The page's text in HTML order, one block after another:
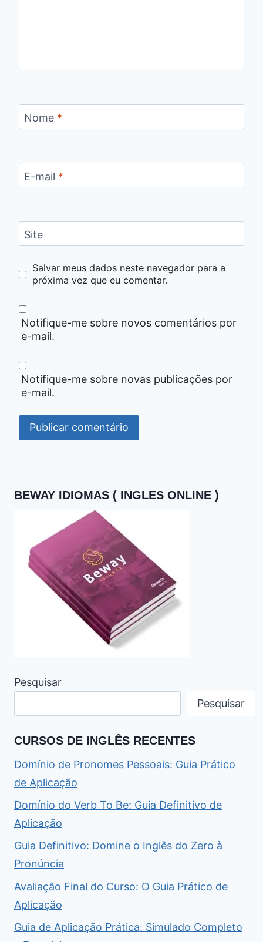
Nome *
E-mail *
Site
Salvar meus dados neste navegador para a
próxima vez que eu comentar.
Notifique-me sobre novos comentários por
e-mail.
Notifique-me sobre novas publicações por
e-mail.
BEWAY IDIOMAS ( INGLES ONLINE )
Pesquisar
Pesquisar
CURSOS DE INGLÊS RECENTES
Domínio de Pronomes Pessoais: Guia Prático
de Aplicação
Domínio do Verb To Be: Guia Definitivo de
Aplicação
Guia Definitivo: Domine o Inglês do Zero à
Pronúncia
Avaliação Final do Curso: O Guia Prático de
Aplicação
Guia de Aplicação Prática: Simulado Completo